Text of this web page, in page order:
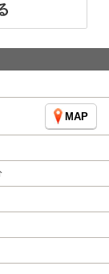
MAP